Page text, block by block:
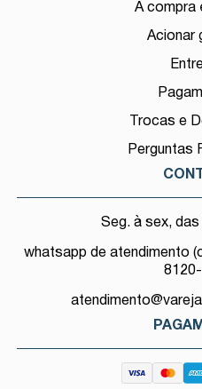
A compra
Acionar
Trocas e
Perguntas
Seg. à sex,
whatsapp de atendimento